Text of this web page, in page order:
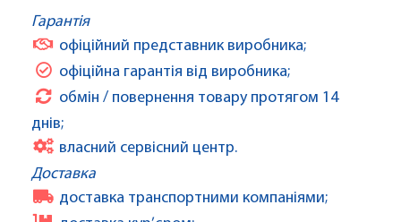
Гарантія
офіційний представник виробника;
офіційна гарантія від виробника;
обмін / повернення товару протягом 14
днів;
власний сервісний центр.
Доставка
доставка транспортними компаніями;